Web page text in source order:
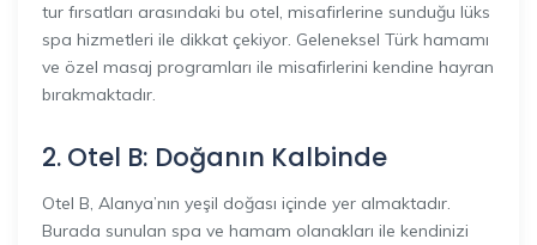
tur fırsatları arasındaki bu otel, misafirlerine sunduğu lüks
spa hizmetleri ile dikkat çekiyor. Geleneksel Türk hamamı
ve özel masaj programları ile misafirlerini kendine hayran
bırakmaktadır.
2. Otel B: Doğanın Kalbinde
Otel B, Alanya’nın yeşil doğası içinde yer almaktadır.
Burada sunulan spa ve hamam olanakları ile kendinizi